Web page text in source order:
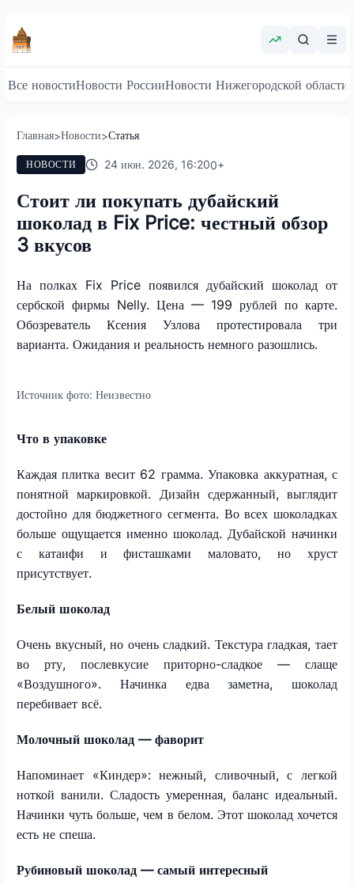
Все новостиНовости РоссииНовости Нижегородской области
Главная>Новости>Статья
НОВОСТИ 24 июн. 2026, 16:200+
Стоит ли покупать дубайский
шоколад в Fix Price: честный обзор
3 вкусов
На полках Fix Price появился дубайский шоколад от
сербской фирмы Nelly. Цена — 199 рублей по карте.
Обозреватель Ксения Узлова протестировала три
варианта. Ожидания и реальность немного разошлись.
Источник фото: Неизвестно
Что в упаковке
Каждая плитка весит 62 грамма. Упаковка аккуратная, с
понятной маркировкой. Дизайн сдержанный, выглядит
достойно для бюджетного сегмента. Во всех шоколадках
больше ощущается именно шоколад. Дубайской начинки
с катаифи и фисташками маловато, но хруст
присутствует.
Белый шоколад
Очень вкусный, но очень сладкий. Текстура гладкая, тает
во рту, послевкусие приторно-сладкое — слаще
«Воздушного». Начинка едва заметна, шоколад
перебивает всё.
Молочный шоколад — фаворит
Напоминает «Киндер»: нежный, сливочный, с легкой
ноткой ванили. Сладость умеренная, баланс идеальный.
Начинки чуть больше, чем в белом. Этот шоколад хочется
есть не спеша.
Рубиновый шоколад — самый интересный